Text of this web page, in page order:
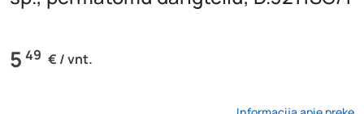
5 49 € / vnt.